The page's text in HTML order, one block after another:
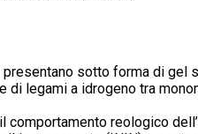
sotto forma di gel
legami a idrogeno tra
reologico